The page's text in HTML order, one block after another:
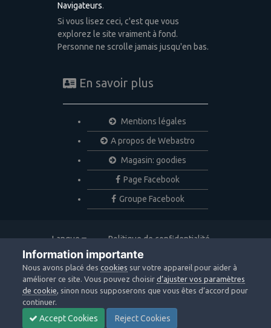
Navigateurs.
Si vous lisez ceci, c'est que vous
explorez le site vraiment à fond.
Personne ne scrolle jamais jusqu'en bas.
En savoir plus
Mentions légales
A propos de Webastro
Magasin: goodies
Page Facebook
Groupe Facebook
Langue
Politique de confidentialité
Nous contacter
Copyright © 2020 Webastro
Powered by Invision Community
Information importante
Nous avons placé descookies sur votre appareil pour aider à
améliorer ce site. Vous pouvez choisird’ajuster vos paramètres
de cookie, sinon nous supposerons que vous êtes d’accord pour
continuer.
Accept Cookies Reject Cookies